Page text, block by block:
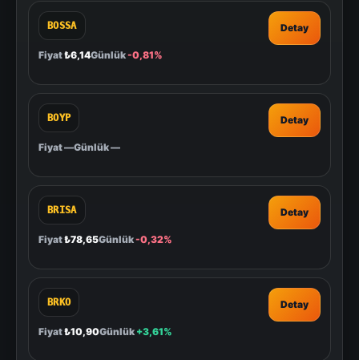
BOSSA
Fiyat₺6,14Günlük-0,81%
Detay
BOYP
Fiyat—Günlük—
Detay
BRISA
Fiyat₺78,65Günlük-0,32%
Detay
BRKO
Fiyat₺10,90Günlük +3,61%
Detay